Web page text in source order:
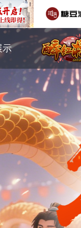
始皇ol》国庆大服
战的号角已经打响
注册账号
国战游戏
秦始皇
斗神
示
图